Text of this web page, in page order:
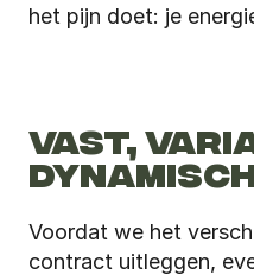
het pijn doet: je
VAST,
Voordat we het
contract uitleggen,